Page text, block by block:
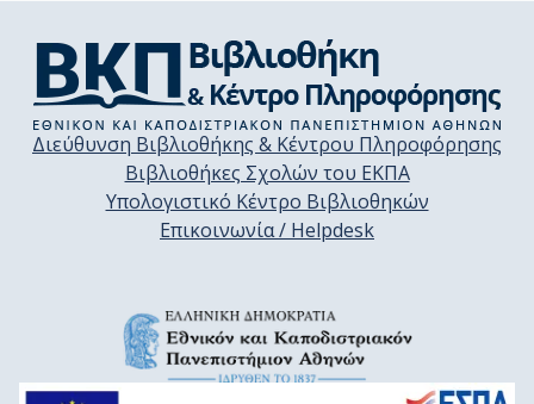
Διεύθυνση Βιβλιοθήκης & Κέντρου Πληροφόρησης
Βιβλιοθήκες Σχολών του ΕΚΠΑ
Υπολογιστικό Κέντρο Βιβλιοθηκών
Επικοινωνία / Helpdesk